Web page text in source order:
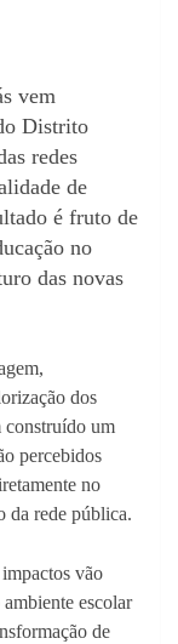
vem
Distrito
redes
de
é fruto de
no
das novas
dos
construído um
percebidos
no
da rede pública.
vão
escolar
de